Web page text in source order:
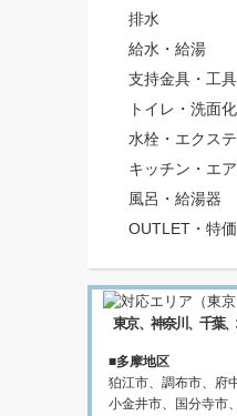
排水
給水・給湯
支持金具・工
トイレ・洗面
水栓・エクス
キッチン・エ
風呂・給湯器
OUTLET・特
東京、神奈川、千葉
■多摩地区
狛江市、調布市、府
小金井市、国分寺市